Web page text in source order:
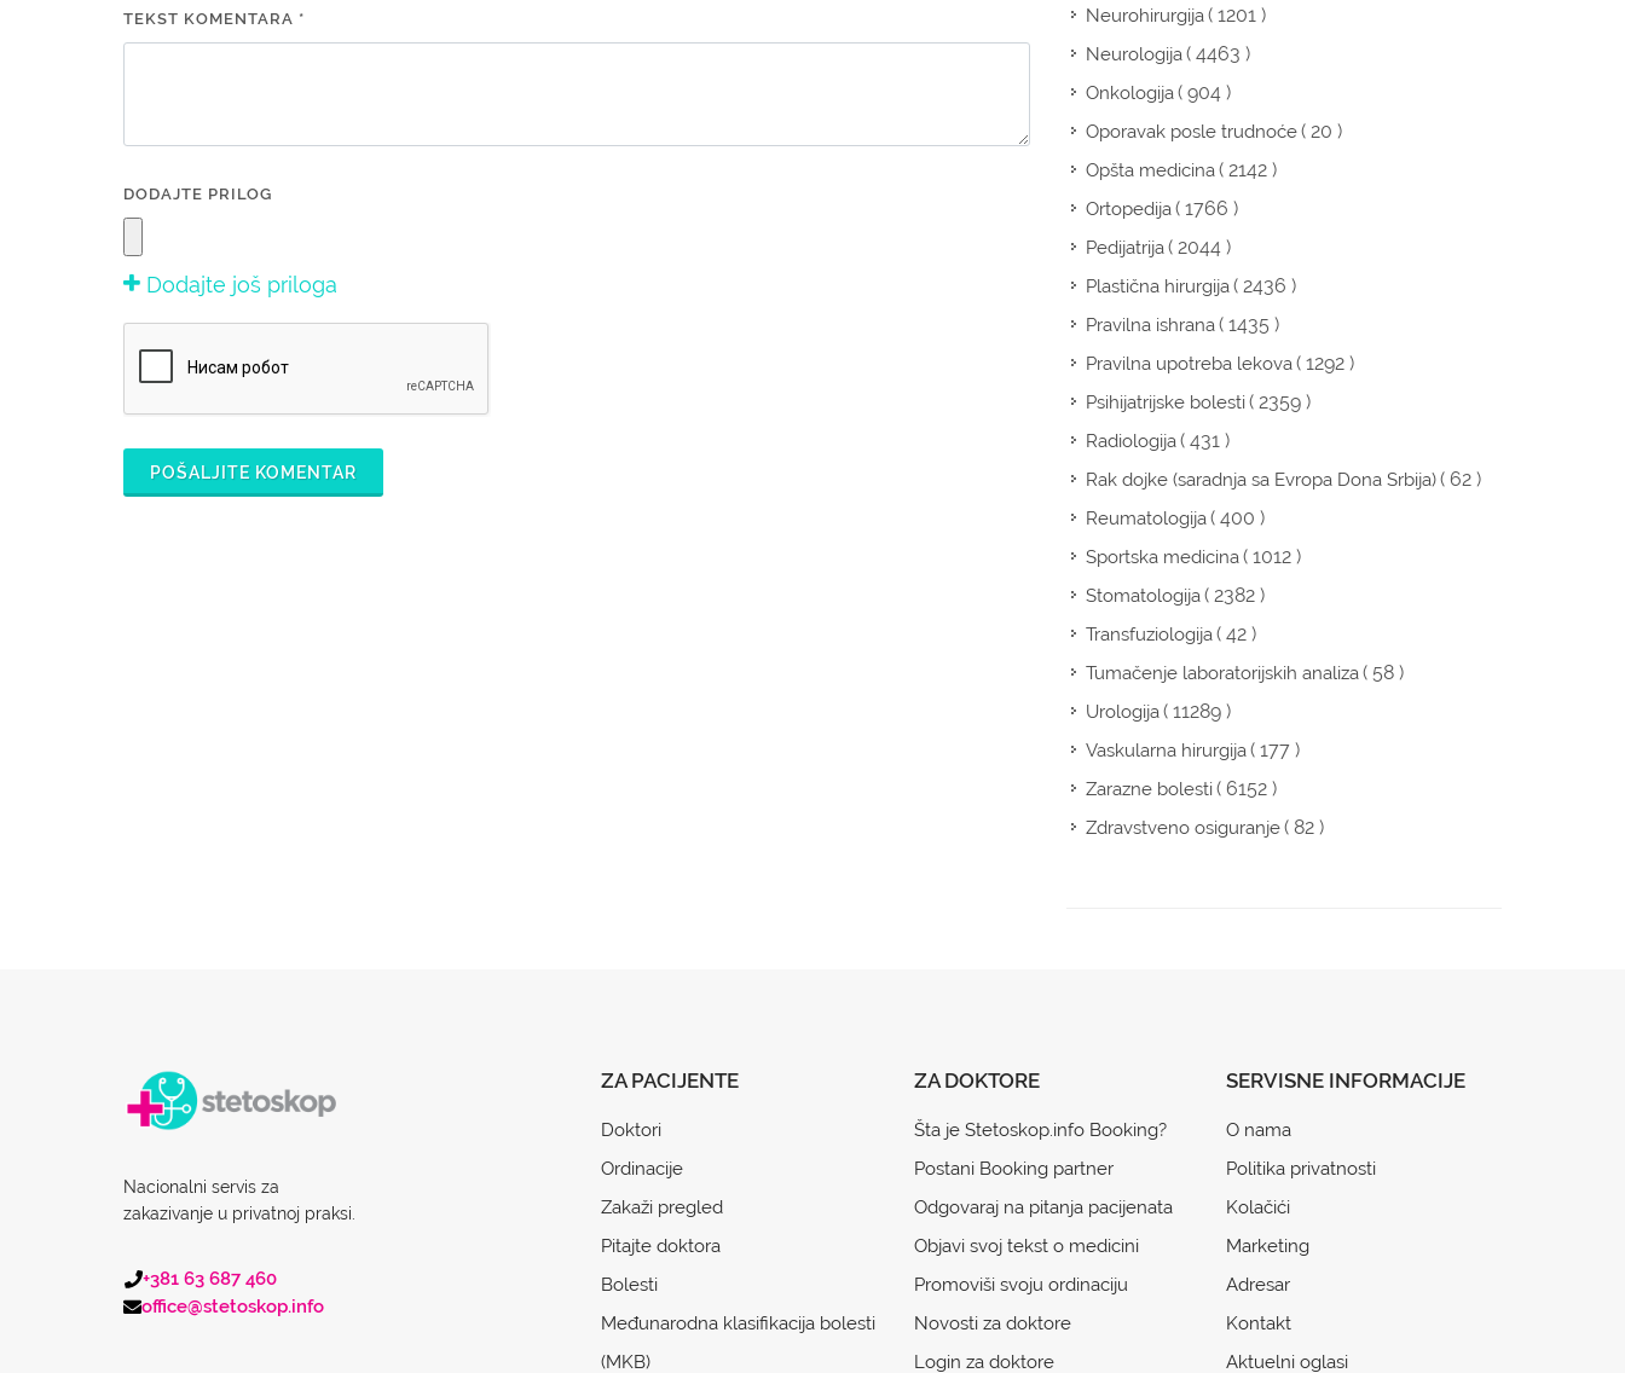
TEKST KOMENTARA *
DODAJTE PRILOG
Dodajte još priloga
POŠALJITE KOMENTAR
Neurohirurgija( 1201 )
Neurologija( 4463 )
Onkologija( 904 )
Oporavak posle trudnoće( 20 )
Opšta medicina( 2142 )
Ortopedija( 1766 )
Pedijatrija( 2044 )
Plastična hirurgija( 2436 )
Pravilna ishrana( 1435 )
Pravilna upotreba lekova( 1292 )
Psihijatrijske bolesti( 2359 )
Radiologija( 431 )
Rak dojke (saradnja sa Evropa Dona Srbija)( 62 )
Reumatologija( 400 )
Sportska medicina( 1012 )
Stomatologija( 2382 )
Transfuziologija( 42 )
Tumačenje laboratorijskih analiza( 58 )
Urologija( 11289 )
Vaskularna hirurgija( 177 )
Zarazne bolesti( 6152 )
Zdravstveno osiguranje( 82 )
Nacionalni servis za
zakazivanje u privatnoj praksi.
+381 63 687 460
office@stetoskop.info
ZA PACIJENTE
Doktori
Ordinacije
Zakaži pregled
Pitajte doktora
Bolesti
Međunarodna klasifikacija bolesti
(MKB)
ZA DOKTORE
Šta je Stetoskop.info Booking?
Postani Booking partner
Odgovaraj na pitanja pacijenata
Objavi svoj tekst o medicini
Promoviši svoju ordinaciju
Novosti za doktore
Login za doktore
SERVISNE INFORMACIJE
O nama
Politika privatnosti
Kolačići
Marketing
Adresar
Kontakt
Aktuelni oglasi